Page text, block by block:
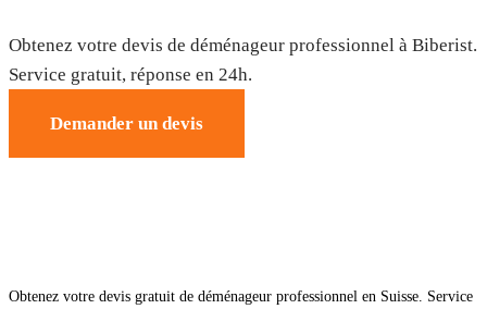
Obtenez votre devis de déménageur professionnel à Biberist.
Service gratuit, réponse en 24h.
Demander un devis
Obtenez votre devis gratuit de déménageur professionnel en Suisse. Service